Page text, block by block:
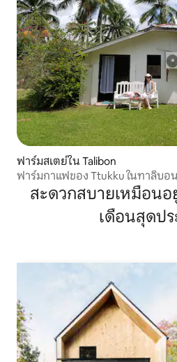
ฟาร์มสเตย์ใน Talibon
ฟาร์มกาแฟของ Ttukku ในทาลิบอน
สะดวกสบายเหมือนอ
เดือนสุดป